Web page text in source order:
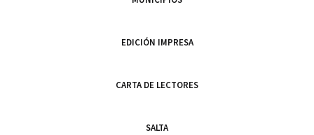
EDICIÓN IMPRESA
CARTA DE LECTORES
SALTA